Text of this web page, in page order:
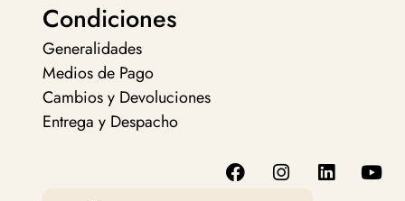
Condiciones
Generalidades
Medios de Pago
Cambios y Devoluciones
Entrega y Despacho